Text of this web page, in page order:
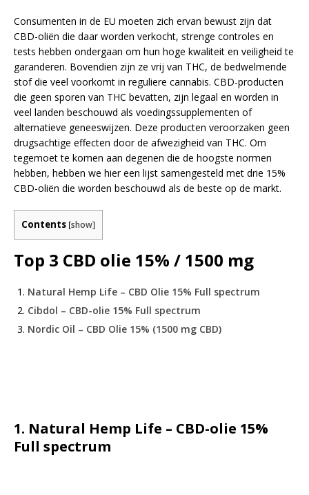
Consumenten in de EU moeten zich ervan bewust zijn dat
CBD-oliën die daar worden verkocht, strenge controles en
tests hebben ondergaan om hun hoge kwaliteit en veiligheid te
garanderen. Bovendien zijn ze vrij van THC, de bedwelmende
stof die veel voorkomt in reguliere cannabis. CBD-producten
die geen sporen van THC bevatten, zijn legaal en worden in
veel landen beschouwd als voedingssupplementen of
alternatieve geneeswijzen. Deze producten veroorzaken geen
drugsachtige effecten door de afwezigheid van THC. Om
tegemoet te komen aan degenen die de hoogste normen
hebben, hebben we hier een lijst samengesteld met drie 15%
CBD-oliën die worden beschouwd als de beste op de markt.
Contents [show]
Top 3 CBD olie 15% / 1500 mg
Natural Hemp Life – CBD Olie 15% Full spectrum
Cibdol – CBD-olie 15% Full spectrum
Nordic Oil – CBD Olie 15% (1500 mg CBD)
1. Natural Hemp Life – CBD-olie 15%
Full spectrum